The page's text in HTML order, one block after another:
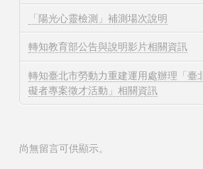
「陽光心靈檢測」補測場次說明
轉知教育部公告與說明影片相關資訊
轉知臺北市勞動力重建運用處辦理「臺
礙者專案徵才活動」相關資訊
尚無留言可供顯示。